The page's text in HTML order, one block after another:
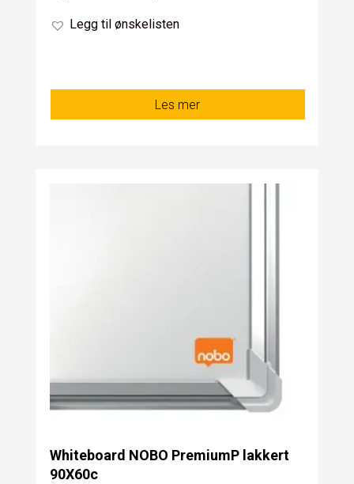
Legg til ønskelisten
Les mer
Whiteboard NOBO PremiumP lakkert
90X60c